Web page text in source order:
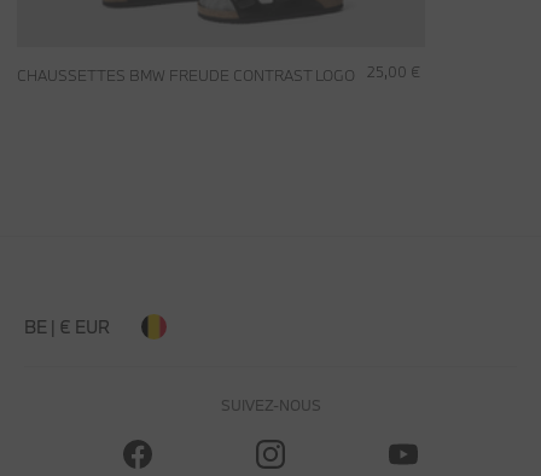
25,00 €
CHAUSSETTES BMW FREUDE CONTRAST LOGO
BE | € EUR
SUIVEZ-NOUS